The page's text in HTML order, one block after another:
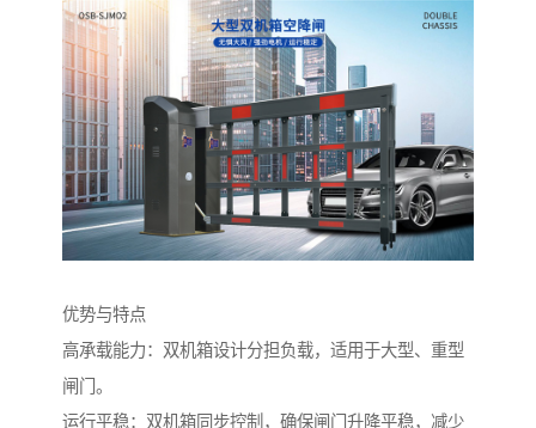
优势与特点
高承载能力：双机箱设计分担负载，适用于大型、重型
闸门。
运行平稳：双机箱同步控制，确保闸门升降平稳，减少